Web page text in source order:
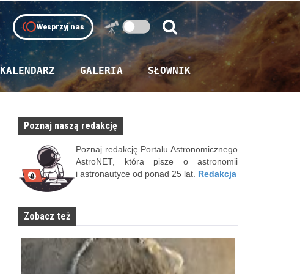
tollWesprzyj nas
Szukaj:
Szukaj
KALENDARZ GALERIA SŁOWNIK
Poznaj naszą redakcję
Poznaj redakcję Portalu Astronomicznego
AstroNET, która pisze o astronomii
i astronautyce od ponad 25 lat. Redakcja
Zobacz też